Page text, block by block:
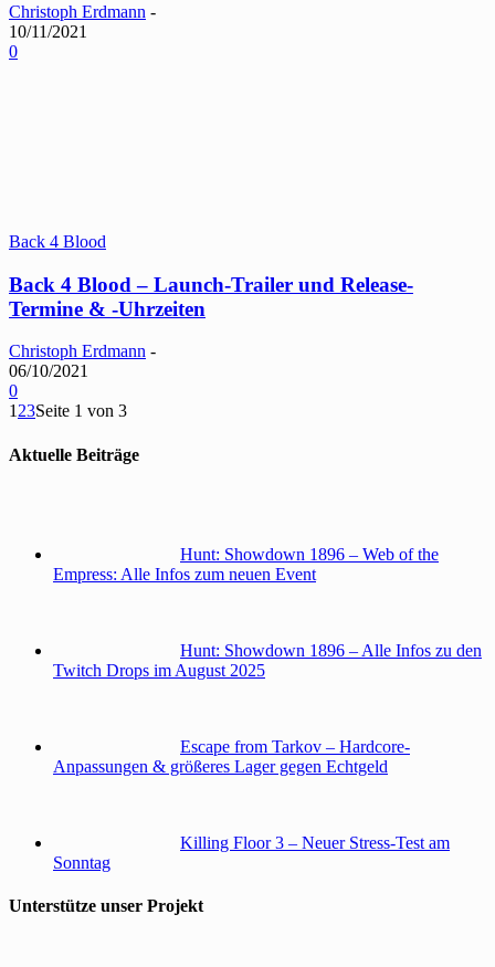
Christoph Erdmann -
10/11/2021
0
Back 4 Blood
Back 4 Blood – Launch-Trailer und Release-
Termine & -Uhrzeiten
Christoph Erdmann -
06/10/2021
0
1 23Seite 1 von 3
Aktuelle Beiträge
Hunt: Showdown 1896 – Web of the
Empress: Alle Infos zum neuen Event
Hunt: Showdown 1896 – Alle Infos zu den
Twitch Drops im August 2025
Escape from Tarkov – Hardcore-
Anpassungen & größeres Lager gegen Echtgeld
Killing Floor 3 – Neuer Stress-Test am
Sonntag
Unterstütze unser Projekt